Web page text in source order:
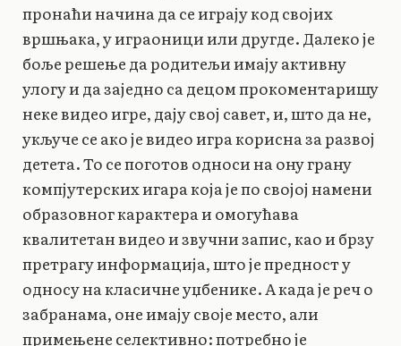
пронаћи начина да се играју код својих
вршњака, у играоници или другде. Далеко је
боље решење да родитељи имају активну
улогу и да заједно са децом прокоментаришу
неке видео игре, дају свој савет, и, што да не,
укључе се ако је видео игра корисна за развој
детета. То се поготов односи на ону грану
компјутерских игара која је по својој намени
образовног карактера и омогућава
квалитетан видео и звучни запис, као и брзу
претрагу информација, што је предност у
односу на класичне уџбенике. А када је реч о
забранама, оне имају своје место, али
примењене селективно: потребно је